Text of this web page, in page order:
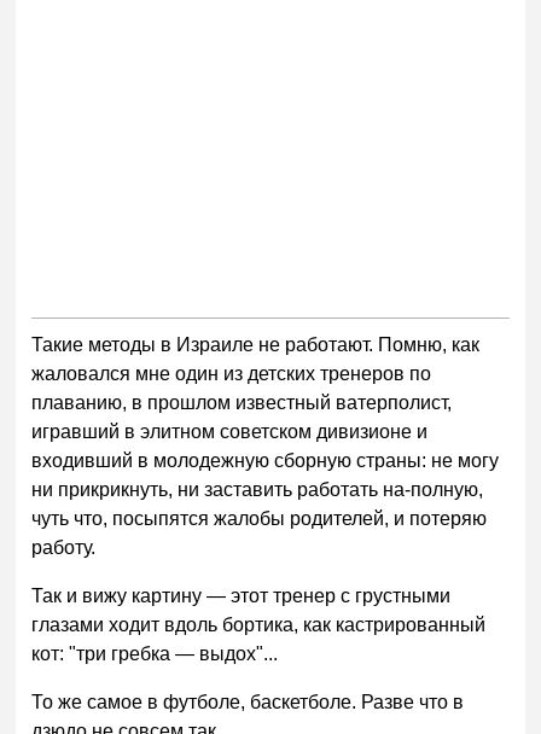
Такие методы в Израиле не работают. Помню, как
жаловался мне один из детских тренеров по
плаванию, в прошлом известный ватерполист,
игравший в элитном советском дивизионе и
входивший в молодежную сборную страны: не могу
ни прикрикнуть, ни заставить работать на-полную,
чуть что, посыпятся жалобы родителей, и потеряю
работу.
Так и вижу картину — этот тренер с грустными
глазами ходит вдоль бортика, как кастрированный
кот: "три гребка — выдох"...
То же самое в футболе, баскетболе. Разве что в